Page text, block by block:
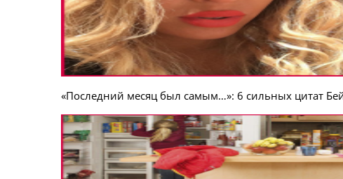
«Последний месяц был самым…»: 6 сильных цитат